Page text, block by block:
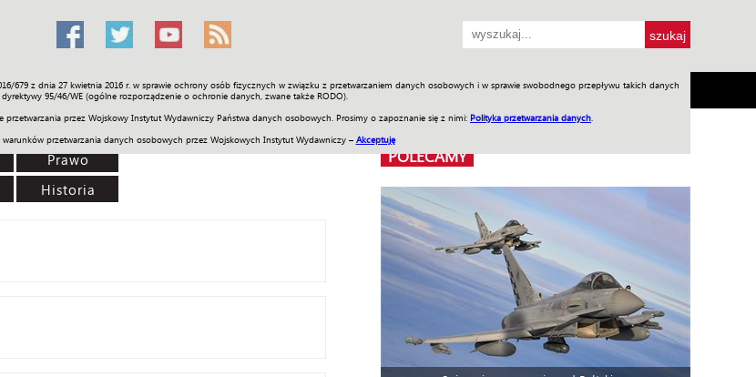
679 z dnia 27 kwietnia 2016 r. w sprawie ochrony osób fizycznych w związku z przetwarzaniem danych osobowych i w sprawie swobodnego przepływu takich danych
95/46/WE (ogólne rozporządzenie o ochronie danych, zwane także RODO).
przez Wojskowy Instytut Wydawniczy Państwa danych osobowych. Prosimy o zapoznanie się z nimi: Polityka przetwarzania danych
warunków przetwarzania danych osobowych przez Wojskowych Instytut Wydawniczy – Akceptuję
Sport Historia Galerie Wideo ENGLISH SKLEP Jednodniówki Praca w WIW
Prawo
Historia
POLECAMY